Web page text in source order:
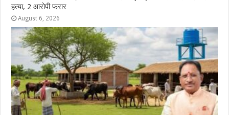
हत्या, 2 आरोपी फरार
August 6, 2026